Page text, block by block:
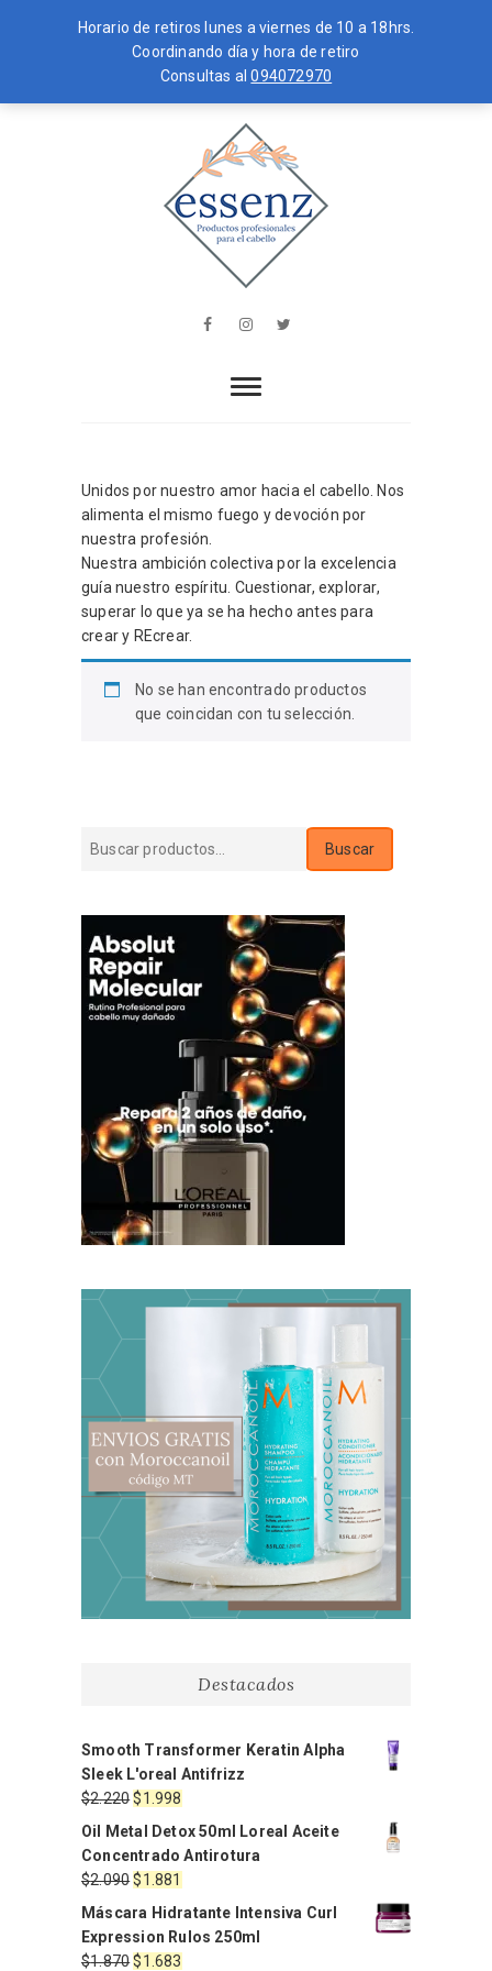
Horario de retiros lunes a viernes de 10 a 18hrs.
Coordinando día y hora de retiro
Consultas al094072970
to
essenz
EL CABELLO
FacebookInstagram
Unidos por nuestro amor hacia el cabello. Nos
alimenta el mismo fuego y devoción por
nuestra profesión.
Nuestra ambición colectiva por la excelencia
guía nuestro espíritu. Cuestionar, explorar,
superar lo que ya se ha hecho antes para
crear y REcrear.
No se han encontrado productos
que coincidan con tu selección.
Buscar
Destacados
Smooth Transformer Keratin Alpha
Sleek L'oreal Antifrizz
$2.220El
precio
original
era:
$2.220.
$1.998
precio
actual
es:
$1.998.
Oil Metal Detox 50ml Loreal Aceite
Concentrado Antirotura
$2.090El
precio
original
era:
$1.881
actual
es:
Máscara Hidratante Intensiva Curl
Expression Rulos 250ml
$1.870El
$1.683